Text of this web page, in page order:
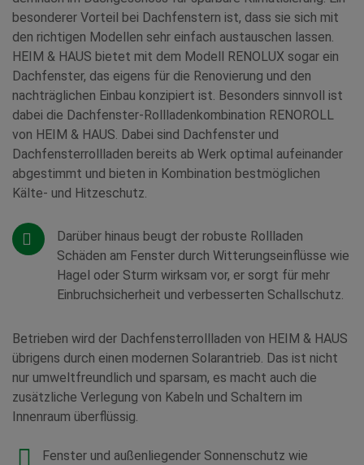
besonderer Vorteil bei Dachfenstern ist, dass sie sich mit
den richtigen Modellen sehr einfach austauschen lassen.
HEIM & HAUS bietet mit dem Modell RENOLUX sogar ein
Dachfenster, das eigens für die Renovierung und den
nachträglichen Einbau konzipiert ist. Besonders sinnvoll ist
dabei die Dachfenster-Rollladenkombination RENOROLL
von HEIM & HAUS. Dabei sind Dachfenster und
Dachfensterrollladen bereits ab Werk optimal aufeinander
abgestimmt und bieten in Kombination bestmöglichen
Kälte- und Hitzeschutz.
Darüber hinaus beugt der robuste Rollladen
Schäden am Fenster durch Witterungseinflüsse wie
Hagel oder Sturm wirksam vor, er sorgt für mehr
Einbruchsicherheit und verbesserten Schallschutz.
Betrieben wird der Dachfensterrollladen von HEIM & HAUS
übrigens durch einen modernen Solarantrieb. Das ist nicht
nur umweltfreundlich und sparsam, es macht auch die
zusätzliche Verlegung von Kabeln und Schaltern im
Innenraum überflüssig.
Fenster und außenliegender Sonnenschutz wie